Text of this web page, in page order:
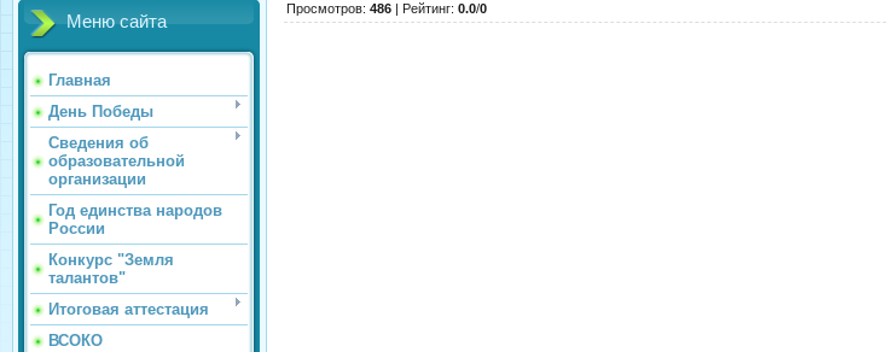
Меню сайта
Главная
День Победы
Сведения об
образовательной
организации
Год единства народов
России
Конкурс "Земля
талантов"
Итоговая аттестация
ВСОКО
Просмотров: 486 | Рейтинг: 0.0/0